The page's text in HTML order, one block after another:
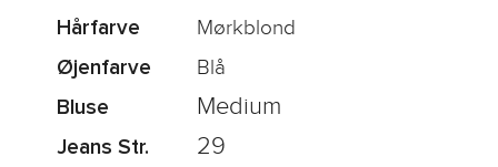
Hårfarve Mørkblond
Øjenfarve Blå
Bluse Medium
Jeans Str. 29